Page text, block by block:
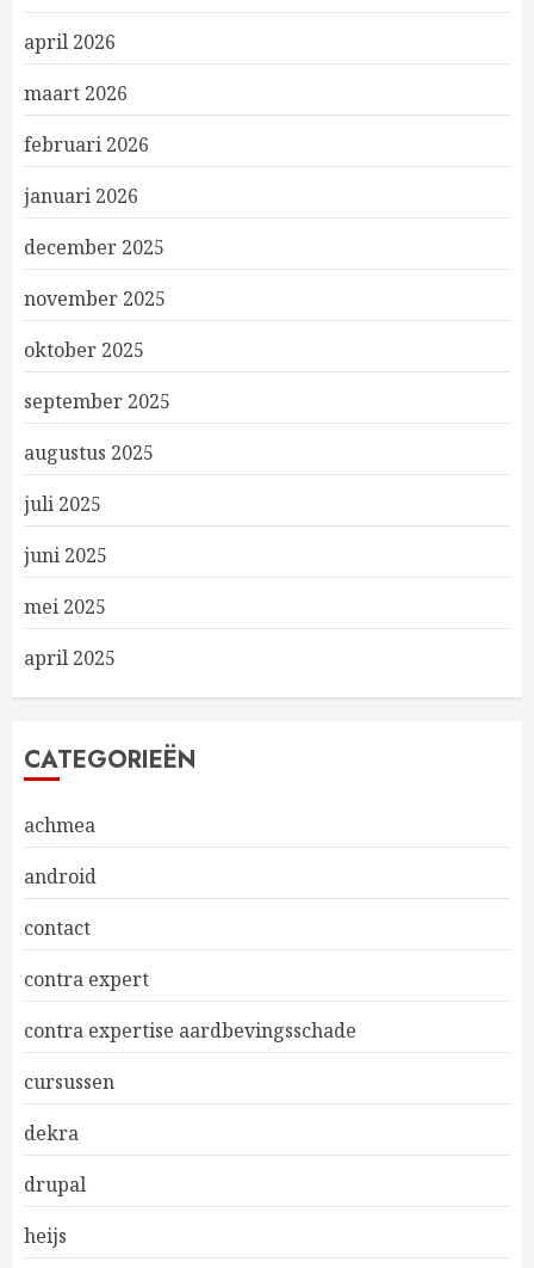
april 2026
maart 2026
februari 2026
januari 2026
december 2025
november 2025
oktober 2025
september 2025
augustus 2025
juli 2025
juni 2025
mei 2025
april 2025
CATEGORIEËN
achmea
android
contact
contra expert
contra expertise aardbevingsschade
cursussen
dekra
drupal
heijs